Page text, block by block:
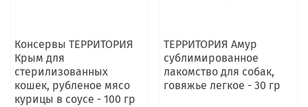
Консервы ТЕРРИТОРИЯ
Крым для
стерилизованных
кошек, рубленое мясо
курицы в соусе - 100 гр
ТЕРРИТОРИЯ Амур
сублимированное
лакомство для собак,
говяжье легкое - 30 гр